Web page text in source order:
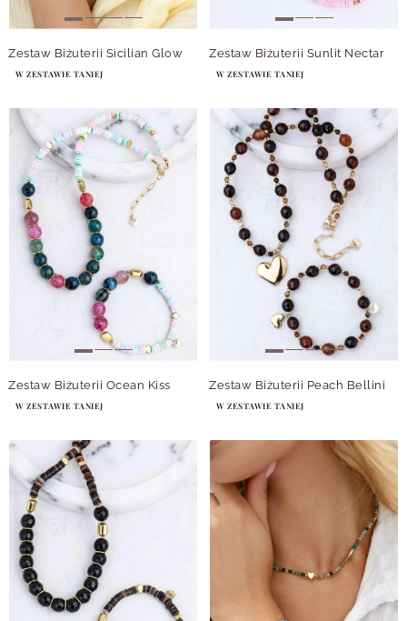
Zestaw Biżuterii Sicilian Glow
W ZESTAWIE TANIEJ
Zestaw Biżuterii Sunlit Nectar
W ZESTAWIE TANIEJ
Zestaw Biżuterii Ocean Kiss
W ZESTAWIE TANIEJ
Zestaw Biżuterii Peach Bellini
W ZESTAWIE TANIEJ